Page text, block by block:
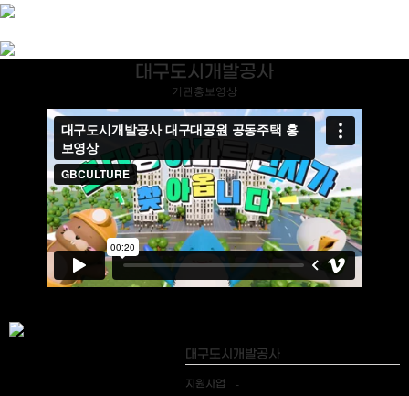
대구도시개발공사
기관홍보영상
대구도시개발공사
지원사업 -